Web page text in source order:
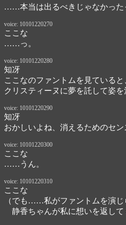
……本当は出るべきじゃなかった
voice: 10101220270
ここな
……っ。
voice: 10101220280
知冴
ここなのファントムを見ている
クリスティーヌに夢を託して姿を
voice: 10101220290
知冴
おかしいよね、消えるためのセン
voice: 10101220300
ここな
……うん。
voice: 10101220310
ここな
（でも……私がファントムを演じ
静香ちゃんが私に想いを返し